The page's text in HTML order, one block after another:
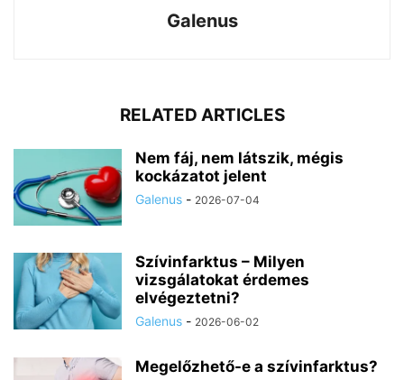
Galenus
RELATED ARTICLES
Nem fáj, nem látszik, mégis
kockázatot jelent
Galenus - 2026-07-04
Szívinfarktus – Milyen
vizsgálatokat érdemes
elvégeztetni?
Galenus - 2026-06-02
Megelőzhető-e a szívinfarktus?